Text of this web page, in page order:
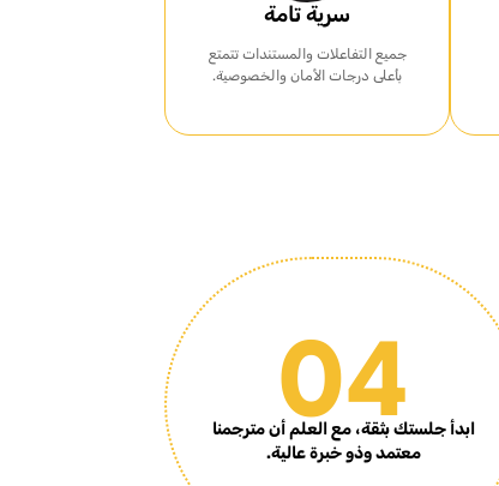
سرية تامة
جميع التفاعلات والمستندات تتمتع
بأعلى درجات الأمان والخصوصية.
04
ابدأ جلستك بثقة، مع العلم أن مترجمنا
معتمد وذو خبرة عالية.